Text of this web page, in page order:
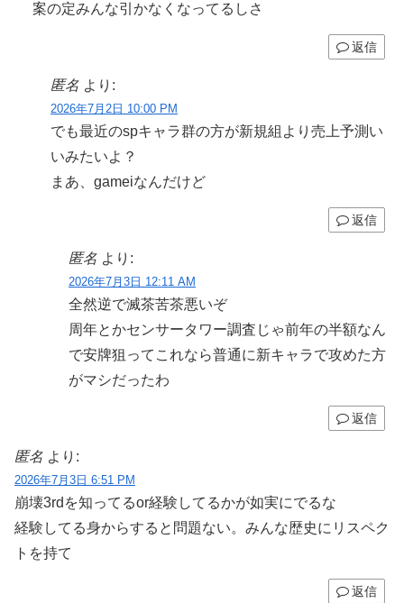
案の定みんな引かなくなってるしさ
返信
匿名 より:
2026年7月2日 10:00 PM
でも最近のspキャラ群の方が新規組より売上予測い
いみたいよ？
まあ、gameiなんだけど
返信
匿名 より:
2026年7月3日 12:11 AM
全然逆で滅茶苦茶悪いぞ
周年とかセンサータワー調査じゃ前年の半額なん
で安牌狙ってこれなら普通に新キャラで攻めた方
がマシだったわ
返信
匿名 より:
2026年7月3日 6:51 PM
崩壊3rdを知ってるor経験してるかが如実にでるな
経験してる身からすると問題ない。みんな歴史にリスペク
トを持て
返信